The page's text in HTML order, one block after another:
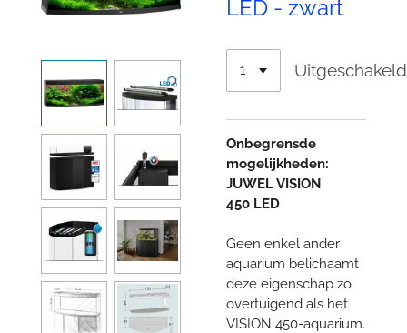
LED - zwart
Uitgeschakeld
Onbegrensde
mogelijkheden:
JUWEL VISION
450 LED
Geen enkel ander
aquarium belichaamt
deze eigenschap zo
overtuigend als het
VISION 450-aquarium.